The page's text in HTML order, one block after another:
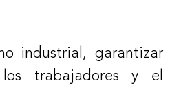
industrial, garantizar
trabajadores y el